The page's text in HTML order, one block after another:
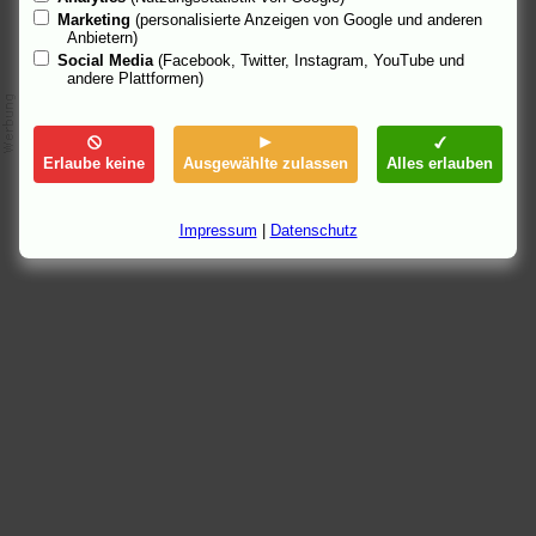
Marketing (personalisierte Anzeigen von Google und anderen
Anbietern)
Social Media (Facebook, Twitter, Instagram, YouTube und
andere Plattformen)
Erlaube keine Ausgewählte zulassen Alles erlauben
Impressum Datenschutz